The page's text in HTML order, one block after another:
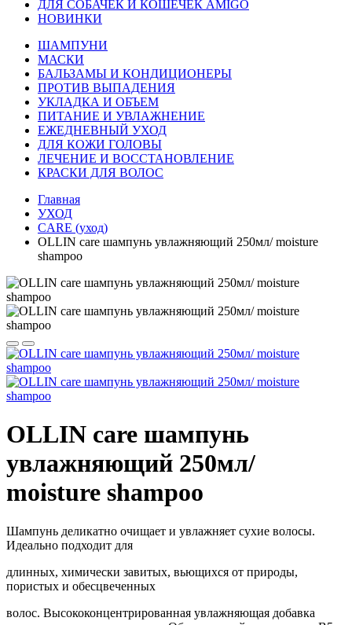
ДЛЯ СОБАЧЕК И КОШЕЧЕК AMIGO
НОВИНКИ
ШАМПУНИ
МАСКИ
БАЛЬЗАМЫ И КОНДИЦИОНЕРЫ
ПРОТИВ ВЫПАДЕНИЯ
УКЛАДКА И ОБЪЕМ
ПИТАНИЕ И УВЛАЖНЕНИЕ
ЕЖЕДНЕВНЫЙ УХОД
ДЛЯ КОЖИ ГОЛОВЫ
ЛЕЧЕНИЕ И ВОССТАНОВЛЕНИЕ
КРАСКИ ДЛЯ ВОЛОС
Главная
УХОД
CARE (уход)
OLLIN care шампунь увлажняющий 250мл/ moisture
shampoo
OLLIN care шампунь
увлажняющий 250мл/
moisture shampoo
Шампунь деликатно очищает и увлажняет сухие волосы.
Идеально подходит для
длинных, химически завитых, вьющихся от природы,
пористых и обесцвеченных
волос. Высококонцентрированная увлажняющая добавка